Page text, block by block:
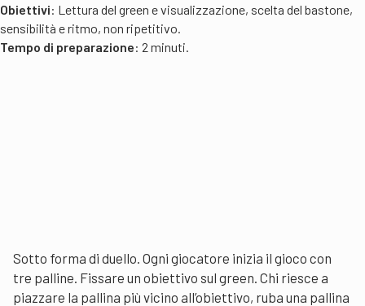
Obiettivi: Lettura del green e visualizzazione, scelta del bastone,
sensibilità e ritmo, non ripetitivo.
Tempo di preparazione: 2 minuti.
Sotto forma di duello. Ogni giocatore inizia il gioco con
tre palline. Fissare un obiettivo sul green. Chi riesce a
piazzare la pallina più vicino all’obiettivo, ruba una pallina